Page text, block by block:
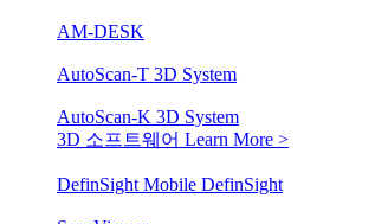
AM-DESK
AutoScan-T 3D System
AutoScan-K 3D System
3D 소프트웨어 Learn More >
DefinSight Mobile DefinSight